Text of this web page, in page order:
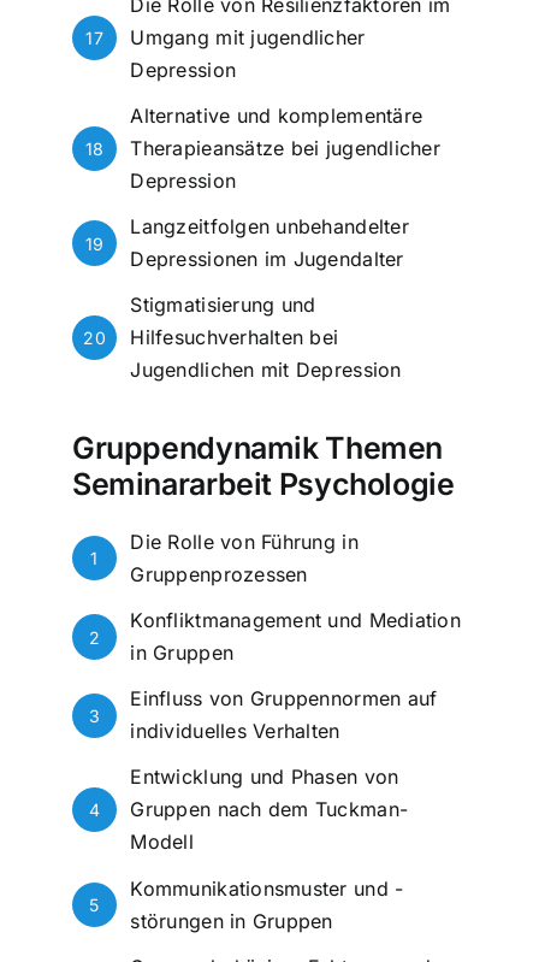
17
Umgang mit jugendlicher
Depression
18
Alternative und komplementäre
Therapieansätze bei jugendlicher
Depression
19
Langzeitfolgen unbehandelter
Depressionen im Jugendalter
20
Stigmatisierung und
Hilfesuchverhalten bei
Jugendlichen mit Depression
Gruppendynamik Themen
Seminararbeit Psychologie
1
Die Rolle von Führung in
Gruppenprozessen
2
Konfliktmanagement und Mediation
in Gruppen
3
Einfluss von Gruppennormen auf
individuelles Verhalten
4
Entwicklung und Phasen von
Gruppen nach dem Tuckman-
Modell
5
Kommunikationsmuster und -
störungen in Gruppen